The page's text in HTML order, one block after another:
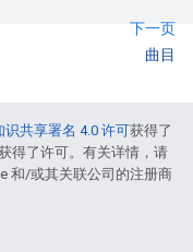
下一页
曲目
识共享署名 4.0 许可获得了
得了许可。有关详情，请
和/或其关联公司的注册商